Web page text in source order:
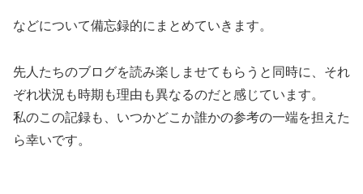
などについて備忘録的にまとめていきます。
先人たちのブログを読み楽しませてもらうと同時に、それ
ぞれ状況も時期も理由も異なるのだと感じています。
私のこの記録も、いつかどこか誰かの参考の一端を担えた
ら幸いです。